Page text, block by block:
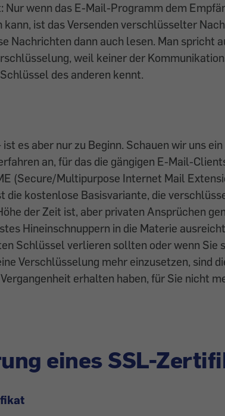
Nur wenn das E-Mail-Programm dem
kann, ist das Versenden verschlüsselter
Nachrichten dann auch lesen. Man spricht
weil keiner der
des anderen kennt.
es aber nur zu Beginn. Schauen wir uns ein
an, für das die gängigen E-Mail-
(Secure/Multipurpose Internet Mail
die kostenlose Basisvariante, die
der Zeit ist, aber privaten Ansprüchen
Hineinschnuppern in die Materie
Schlüssel verlieren sollten oder wenn Sie
Verschlüsselung mehr einzusetzen, sind
erhalten haben, für Sie nicht
eines SSL-